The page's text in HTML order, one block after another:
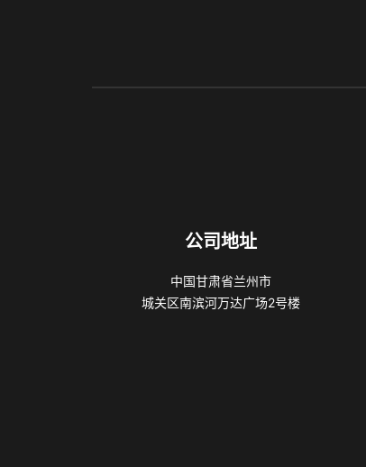
公司地址
中国甘肃省兰州市
城关区南滨河万达广场2号楼